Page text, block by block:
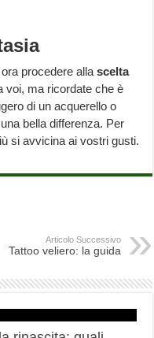
procedere allascelta
voi, ma ricordate che è
di un acquerello o
bella differenza. Per
si avvicina ai vostri gusti.
Articolo Successivo
Tattoo veliero: la guida